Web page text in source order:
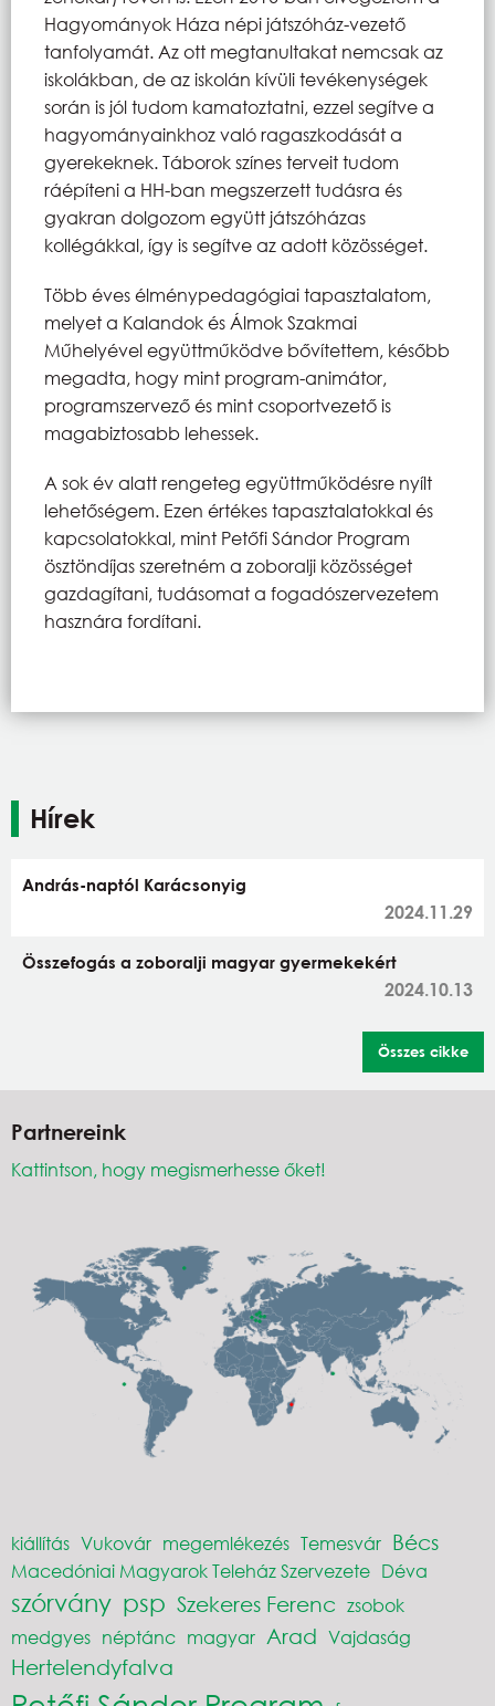
Hagyományok Háza népi játszóház-vezető
tanfolyamát. Az ott megtanultakat nemcsak az
iskolákban, de az iskolán kívüli tevékenységek
során is jól tudom kamatoztatni, ezzel segítve a
hagyományainkhoz való ragaszkodását a
gyerekeknek. Táborok színes terveit tudom
ráépíteni a HH-ban megszerzett tudásra és
gyakran dolgozom együtt játszóházas
kollégákkal, így is segítve az adott közösséget.
Több éves élménypedagógiai tapasztalatom,
melyet a Kalandok és Álmok Szakmai
Műhelyével együttműködve bővítettem, később
megadta, hogy mint program-animátor,
programszervező és mint csoportvezető is
magabiztosabb lehessek.
A sok év alatt rengeteg együttműködésre nyílt
lehetőségem. Ezen értékes tapasztalatokkal és
kapcsolatokkal, mint Petőfi Sándor Program
ösztöndíjas szeretném a zoboralji közösséget
gazdagítani, tudásomat a fogadószervezetem
hasznára fordítani.
Hírek
András-naptól Karácsonyig
2024.11.29
Összefogás a zoboralji magyar gyermekekért
2024.10.13
Összes cikke
Partnereink
Kattintson, hogy megismerhesse őket!
kiállítás Vukovár megemlékezés Temesvár Bécs
Macedóniai Magyarok Teleház Szervezete Déva
szórvány psp Szekeres Ferenc zsobok
medgyes néptánc magyar Arad Vajdaság
Hertelendyfalva